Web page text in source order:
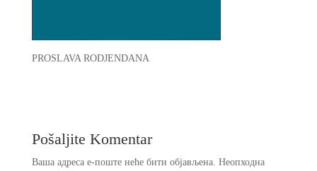
PROSLAVA RODJENDANA
Pošaljite Komentar
Ваша адреса е-поште неће бити објављена. Неопходна